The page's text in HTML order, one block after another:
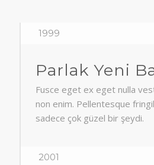
1999
Parlak Yeni
Fusce eget ex eget nulla
non enim. Pellentesque
sadece çok güzel bir şeydi.
2001